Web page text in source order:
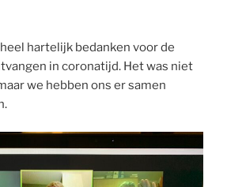
hartelijk bedanken voor de
in coronatijd. Het was niet
we hebben ons er samen